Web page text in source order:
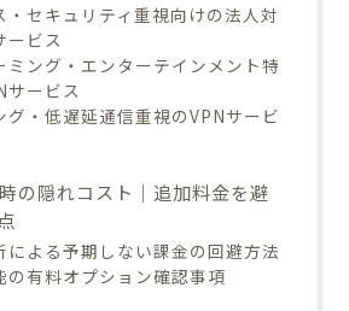
・セキュリティ重視向けの法人対
ービス
ミング・エンターテインメント特
サービス
グ・低遅延通信重視のVPNサービ
の隠れコスト｜追加料金を避
による予期しない課金の回避方法
の有料オプション確認事項